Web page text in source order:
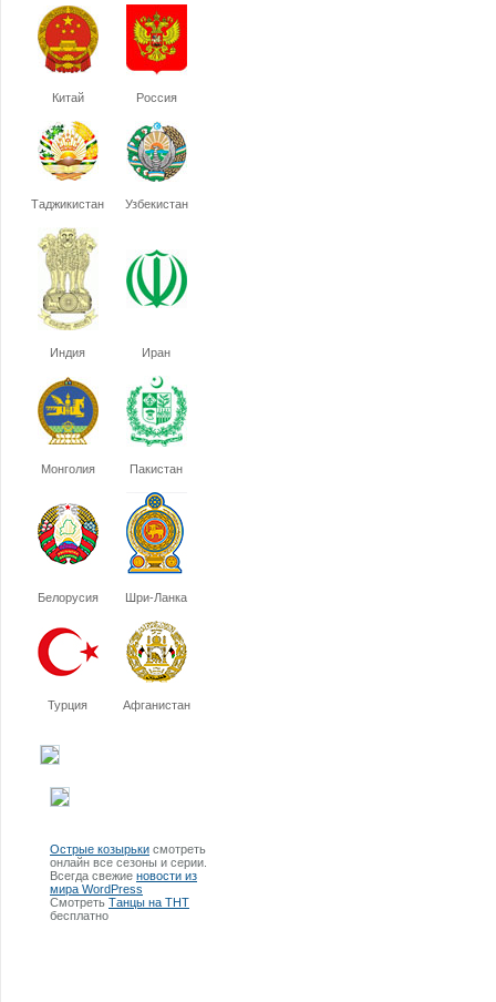
Китай Россия
Таджикистан Узбекистан
Индия Иран
Монголия Пакистан
Белорусия Шри-Ланка
Турция Афганистан
Острые козырьки смотреть
онлайн все сезоны и серии.
Всегда свежие новости из
мира WordPress
Смотреть Танцы на ТНТ
бесплатно